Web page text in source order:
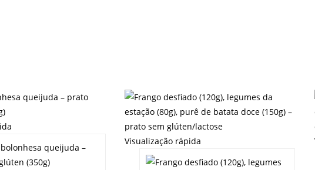
Visualização rápida